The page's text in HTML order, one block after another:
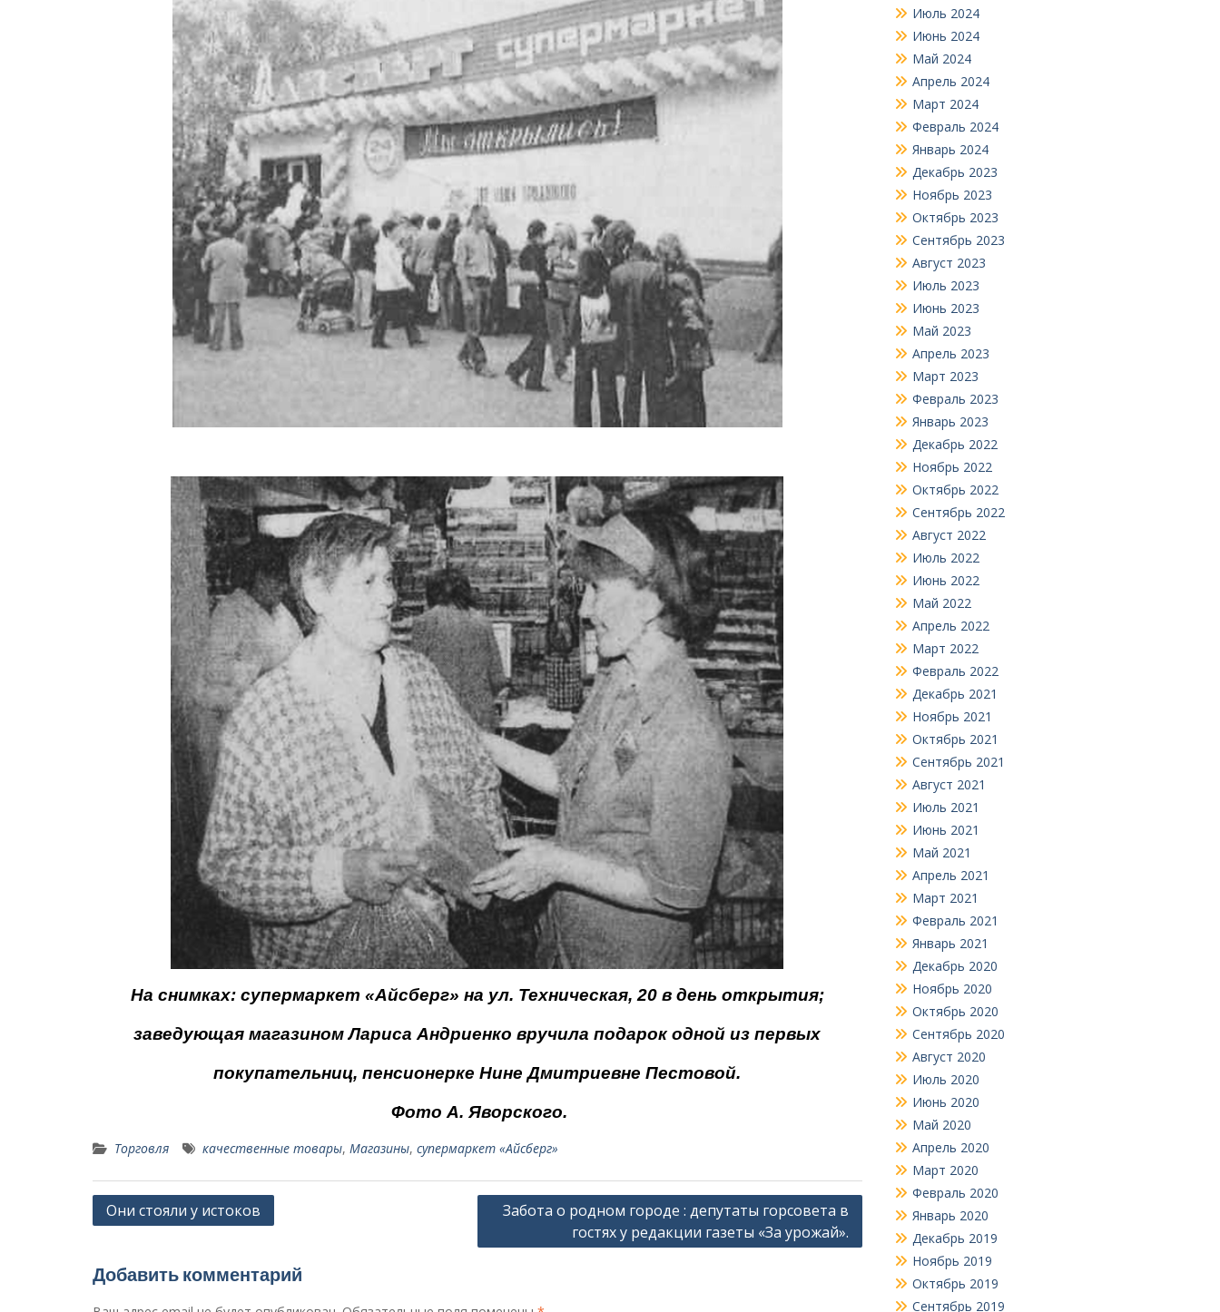
На снимках: супермаркет «Айсберг» на ул. Техническая, 20 в день открытия;
заведую­щая магазином Лариса Андри­енко вручила подарок одной из первых
покупательниц, пенси­онерке Нине Дмитриевне Пестовой.
Фото А. Яворского.
Торговля качественные товары, Магазины, супермаркет «Айсберг»
Навигация
Они стояли у истоков
Забота о родном городе : депутаты горсовета в
гостях у редакции газеты «За урожай».
Добавить комментарий
Июль 2024
Июнь 2024
Май 2024
Апрель 2024
Март 2024
Февраль 2024
Январь 2024
Декабрь 2023
Ноябрь 2023
Октябрь 2023
Сентябрь 2023
Август 2023
Июль 2023
Июнь 2023
Май 2023
Апрель 2023
Март 2023
Февраль 2023
Январь 2023
Декабрь 2022
Ноябрь 2022
Октябрь 2022
Сентябрь 2022
Август 2022
Июль 2022
Июнь 2022
Май 2022
Апрель 2022
Март 2022
Февраль 2022
Декабрь 2021
Ноябрь 2021
Октябрь 2021
Сентябрь 2021
Август 2021
Июль 2021
Июнь 2021
Май 2021
Апрель 2021
Март 2021
Февраль 2021
Январь 2021
Декабрь 2020
Ноябрь 2020
Октябрь 2020
Сентябрь 2020
Август 2020
Июль 2020
Июнь 2020
Май 2020
Апрель 2020
Март 2020
Февраль 2020
Январь 2020
Декабрь 2019
Ноябрь 2019
Октябрь 2019
Сентябрь 2019